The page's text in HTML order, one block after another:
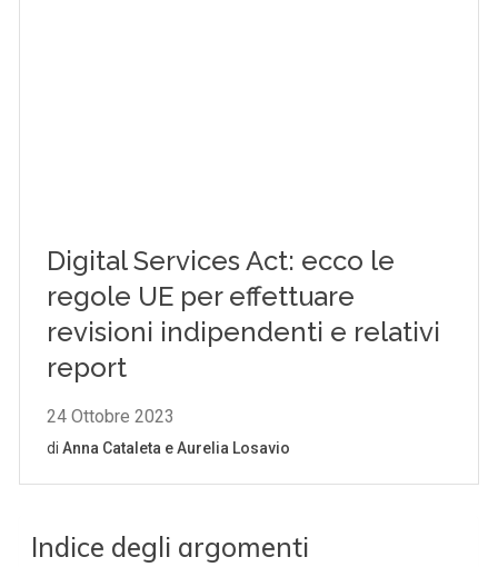
Indice degli argomenti